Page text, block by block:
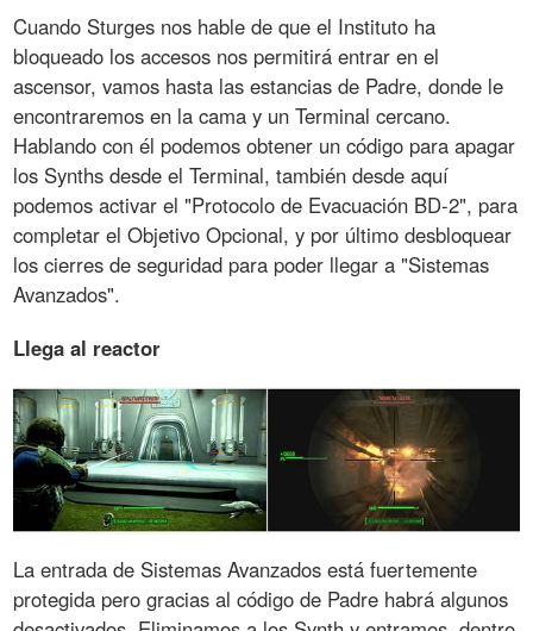
Cuando Sturges nos hable de que el Instituto ha
bloqueado los accesos nos permitirá entrar en el
ascensor, vamos hasta las estancias de Padre, donde le
encontraremos en la cama y un Terminal cercano.
Hablando con él podemos obtener un código para apagar
los Synths desde el Terminal, también desde aquí
podemos activar el "Protocolo de Evacuación BD-2", para
completar el Objetivo Opcional, y por último desbloquear
los cierres de seguridad para poder llegar a "Sistemas
Avanzados".
Llega al reactor
La entrada de Sistemas Avanzados está fuertemente
protegida pero gracias al código de Padre habrá algunos